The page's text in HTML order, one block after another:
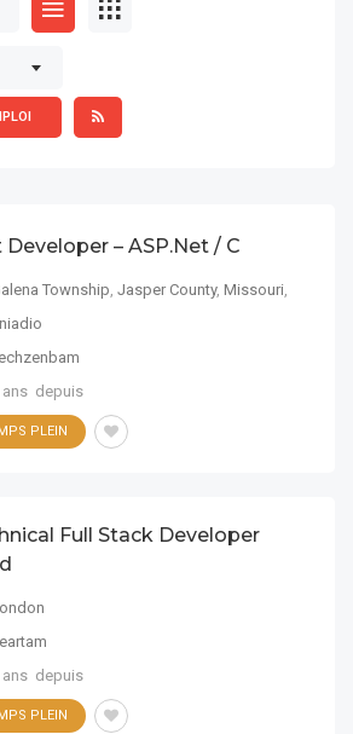
Developer – ASP.Net / C
Township, Jasper County, Missouri,
ans depuis
PLEIN
Full Stack Developer
ans depuis
PLEIN